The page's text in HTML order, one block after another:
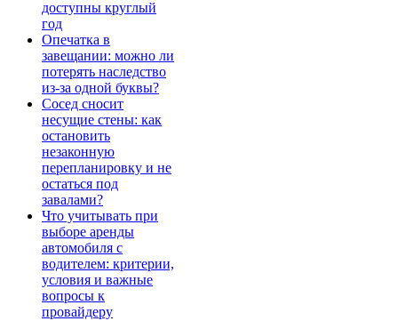
доступны круглый
год
Опечатка в
завещании: можно ли
потерять наследство
из-за одной буквы?
Сосед сносит
несущие стены: как
остановить
незаконную
перепланировку и не
остаться под
завалами?
Что учитывать при
выборе аренды
автомобиля с
водителем: критерии,
условия и важные
вопросы к
провайдеру